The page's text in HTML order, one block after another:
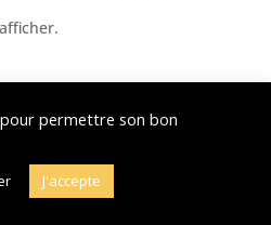
Tous droits réservés - Hébergeur : OVH
permettre son bon
J'accepte